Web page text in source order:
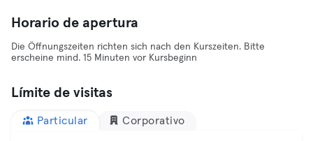
Horario de apertura
Die Öffnungszeiten richten sich nach den Kurszeiten. Bitte
erscheine mind. 15 Minuten vor Kursbeginn
Límite de visitas
Particular Corporativo